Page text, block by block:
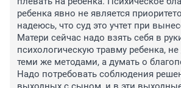
ребенка явно не является
надеюсь, что суд это учтет при
Матери сейчас надо взять себя в
психологическую травму ребенка,
теми же методами, а думать о
Надо потребовать соблюдения